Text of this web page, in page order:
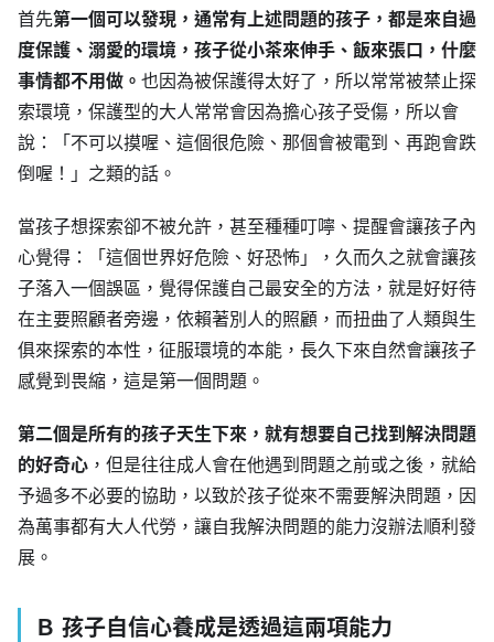
首先第一個可以發現，通常有上述問題的孩子，都是來自過
度保護、溺愛的環境，孩子從小茶來伸手、飯來張口，什麼
事情都不用做。 也因為被保護得太好了，所以常常被禁止探
索環境，保護型的大人常常會因為擔心孩子受傷，所以會
說：「不可以摸喔、這個很危險、那個會被電到、再跑會跌
倒喔！」之類的話。
當孩子想探索卻不被允許，甚至種種叮嚀、提醒會讓孩子內
心覺得：「這個世界好危險、好恐怖」，久而久之就會讓孩
子落入一個誤區，覺得保護自己最安全的方法，就是好好待
在主要照顧者旁邊，依賴著別人的照顧，而扭曲了人類與生
俱來探索的本性，征服環境的本能，長久下來自然會讓孩子
感覺到畏縮，這是第一個問題。
第二個是所有的孩子天生下來，就有想要自己找到解決問題
的好奇心 ，但是往往成人會在他遇到問題之前或之後，就給
予過多不必要的協助，以致於孩子從來不需要解決問題，因
為萬事都有大人代勞，讓自我解決問題的能力沒辦法順利發
展。
Ｂ 孩子自信心養成是透過這兩項能力